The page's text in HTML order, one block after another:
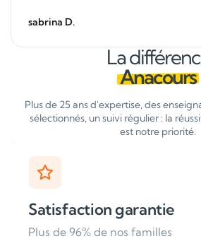
sabrina D.
La
Anacours
Plus de 25 ans d'expertise, des
sélectionnés, un suivi régulier : la
est notre priorité.
+19 000 élèves suivis /
an